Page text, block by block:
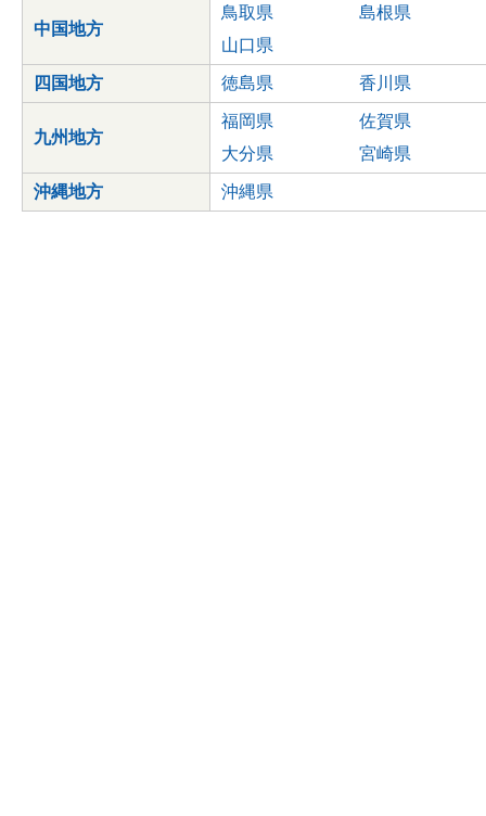
中国地方
鳥取県
島根県
山口県
四国地方 徳島県 香川県
九州地方
福岡県
佐賀県
大分県
宮崎県
沖縄地方 沖縄県